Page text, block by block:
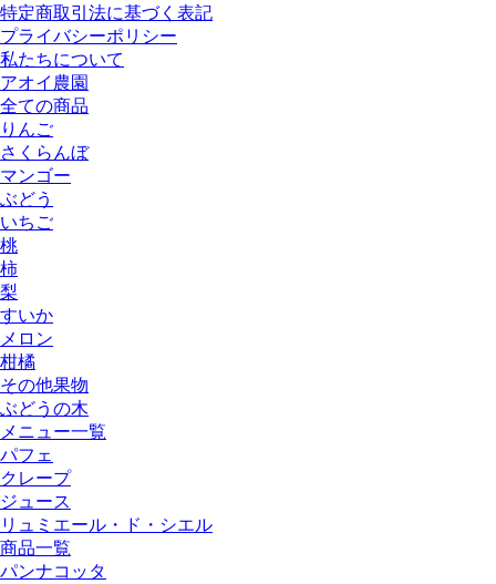
特定商取引法に基づく表記
プライバシーポリシー
私たちについて
アオイ農園
全ての商品
りんご
さくらんぼ
マンゴー
ぶどう
いちご
桃
柿
梨
すいか
メロン
柑橘
その他果物
ぶどうの木
メニュー一覧
パフェ
クレープ
ジュース
リュミエール・ド・シエル
商品一覧
パンナコッタ